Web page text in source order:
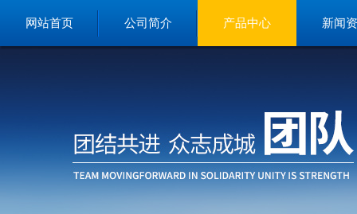
网站首页 公司简介 产品中心 新闻